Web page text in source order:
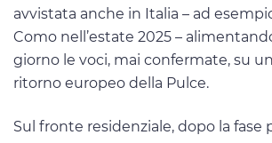
avvistata anche in Italia – ad
Como nell’estate 2025 –
giorno le voci, mai confermate, su
ritorno europeo della Pulce.
Sul fronte residenziale, dopo la fase